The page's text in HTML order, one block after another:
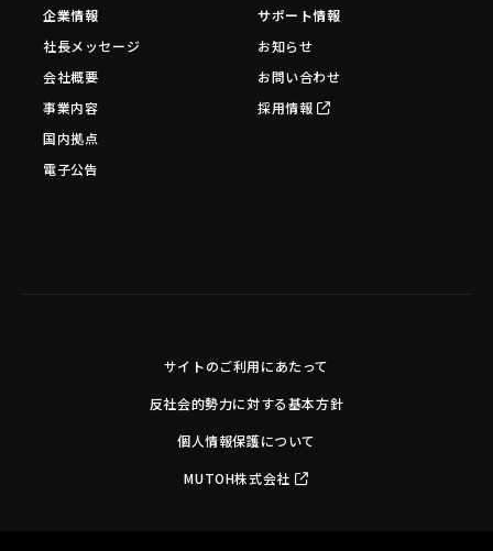
企業情報
社長メッセージ
会社概要
事業内容
国内拠点
電子公告
サポート情報
お知らせ
お問い合わせ
採用情報
サイトのご利用にあたって
反社会的勢力に対する基本方針
個人情報保護について
MUTOH株式会社